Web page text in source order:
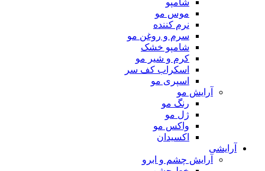
موس مو
نرم کننده
سرم و روغن مو
شامپو خشک
کرم و شیر مو
اسکراب کف سر
اسپری مو
آرایش مو
رنگ مو
ژل مو
واکس مو
اکسیدان
آرایشی
آرایش چشم و ابرو